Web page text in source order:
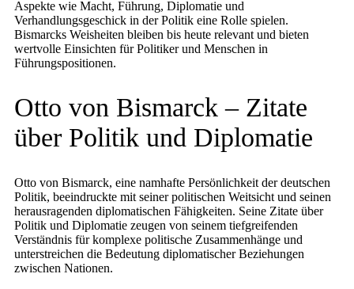
Aspekte wie Macht, Führung, Diplomatie und
Verhandlungsgeschick in der Politik eine Rolle spielen.
Bismarcks Weisheiten bleiben bis heute relevant und bieten
wertvolle Einsichten für Politiker und Menschen in
Führungspositionen.
Otto von Bismarck – Zitate
über Politik und Diplomatie
Otto von Bismarck, eine namhafte Persönlichkeit der deutschen
Politik, beeindruckte mit seiner politischen Weitsicht und seinen
herausragenden diplomatischen Fähigkeiten. Seine Zitate über
Politik und Diplomatie zeugen von seinem tiefgreifenden
Verständnis für komplexe politische Zusammenhänge und
unterstreichen die Bedeutung diplomatischer Beziehungen
zwischen Nationen.